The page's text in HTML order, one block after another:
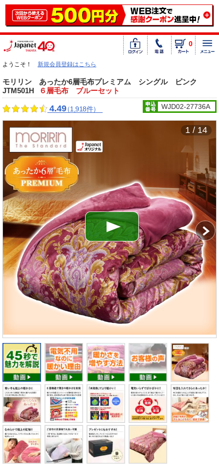
0
ようこそ！ 新規会員登録はこちら
モリリン あったか6層毛布プレミアム シングル ピンク
JTM501H
６層毛布 ブルーセット
4.49（1,918件） WJD02-27736A
1 / 14